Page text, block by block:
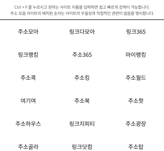
Ctrl + F 를 누르시고 원하는 사이트 이름을 입력하면 쉽고 빠르게 검색이 가능합니다.
주소 모음 사이트의 배치된 순서는 사이트의 우월성과 직접적인 관련이 없음을 명시합니다.
주소모아
링크랭킹
주소콕
여기여
주소하우스
주소골라
링크다모아
주소365
주소킹
주소북
링크지피티
링크닷컴
링크365
마이랭킹
주소월드
주소핫
주소광장
주소탑